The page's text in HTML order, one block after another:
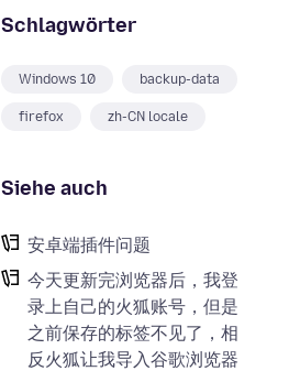
Schlagwörter
Windows 10 backup-data
firefox zh-CN locale
Siehe auch
安卓端插件问题
今天更新完浏览器后，我登
录上自己的火狐账号，但是
之前保存的标签不见了，相
反火狐让我导入谷歌浏览器